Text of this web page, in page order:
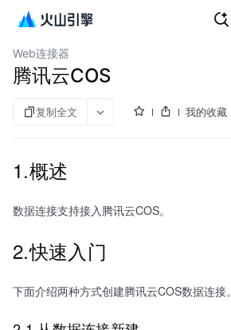
客户数据平台（私有化）
Web连接器
腾讯云COS
复制全文 我的收藏
1.概述
数据连接支持接入腾讯云COS。
2.快速入门
下面介绍两种方式创建腾讯云COS数据连接。